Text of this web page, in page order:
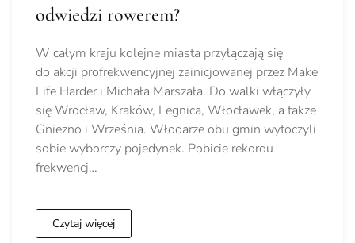
odwiedzi rowerem?
W całym kraju kolejne miasta przyłączają się
do akcji profrekwencyjnej zainicjowanej przez Make
Life Harder i Michała Marszała. Do walki włączyły
się Wrocław, Kraków, Legnica, Włocławek, a także
Gniezno i Września. Włodarze obu gmin wytoczyli
sobie wyborczy pojedynek. Pobicie rekordu
frekwencj…
Czytaj więcej